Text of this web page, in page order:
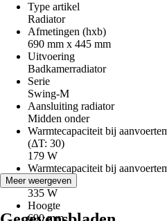
Type artikel
Radiator
Afmetingen (hxb)
690 mm x 445 mm
Uitvoering
Badkamerradiator
Serie
Swing-M
Aansluiting radiator
Midden onder
Warmtecapaciteit bij
(ΔT: 30)
179 W
Warmtecapaciteit bij
(ΔT: 50)
335 W
Hoogte
690 mm
Meer weergeven